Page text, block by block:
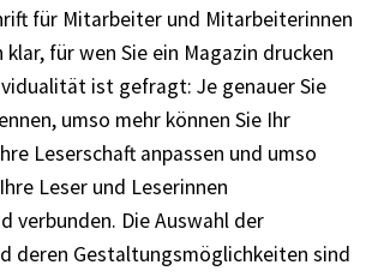
für Mitarbeiter und Mitarbeiterinnen
klar, für wen Sie ein Magazin drucken
ist gefragt: Je genauer Sie
umso mehr können Sie Ihr
Leserschaft anpassen und umso
Leser und Leserinnen
verbunden. Die Auswahl der
deren Gestaltungsmöglichkeiten sind